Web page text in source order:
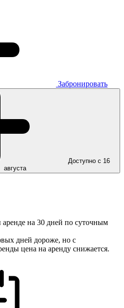
Забронировать
Доступно с 16
августа
аренде на 30 дней по суточным
дней дороже, но с
цена на аренду снижается.